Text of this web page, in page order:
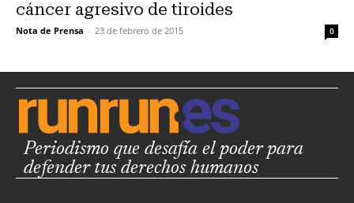
cáncer agresivo de tiroides
Nota de Prensa - 23 de febrero de 2015 0
Periodismo que desafía el poder para
defender tus derechos humanos